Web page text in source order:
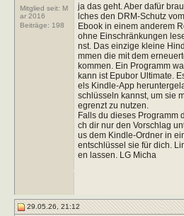
Mitglied seit: M
ar 2016
Beiträge: 198
ja das geht. Aber dafür
lches den DRM-Schutz
Ebook in einem anderem
ohne Einschränkungen
nst. Das einzige kleine
mmen die mit dem
kommen. Ein Programm
kann ist Epubor Ultimate.
els Kindle-App
schlüsseln kannst, um sie
egrenzt zu nutzen.
Falls du dieses Programm
ch dir nur den Vorschlag
us dem Kindle-Ordner in
entschlüssel sie für dich.
en lassen. LG Micha
29.05.26, 21:12